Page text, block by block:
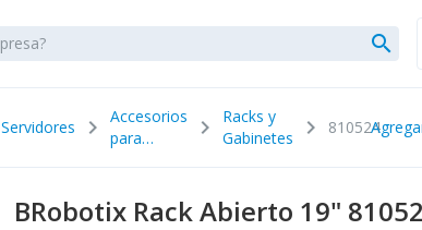
search
Servidores chevron_right
Accesorios
para
chevron_right
Racks y
Gabinetes
chevron_right 810524
BRobotix Rack Abierto 19"